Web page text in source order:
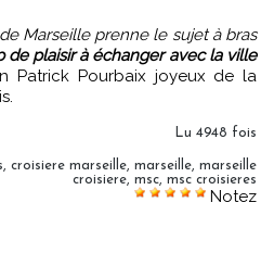
Marseille prenne le sujet à bras
de plaisir à échanger avec la ville
Patrick Pourbaix joyeux de la
Lu 4948 fois
croisiere marseille marseille marseille
croisiere msc msc croisieres
Notez